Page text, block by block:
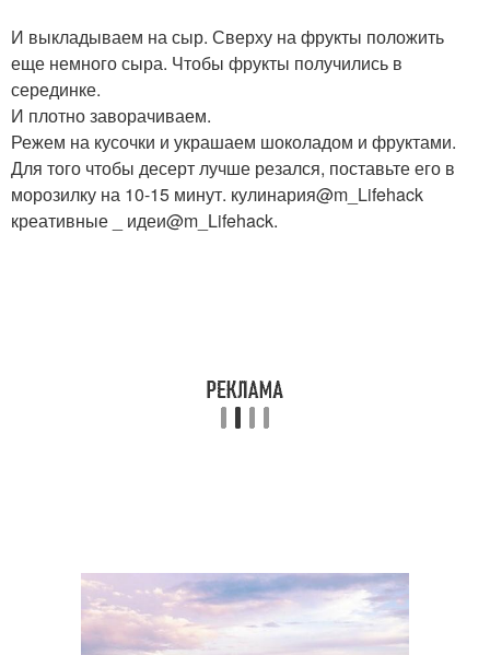
И выкладываем на сыр. Сверху на фрукты положить
еще немного сыра. Чтобы фрукты получились в
серединке.
И плотно заворачиваем.
Режем на кусочки и украшаем шоколадом и фруктами.
Для того чтобы десерт лучше резался, поставьте его в
морозилку на 10-15 минут. кулинария@m_Lifehack
креативные _ идеи@m_Lifehack.